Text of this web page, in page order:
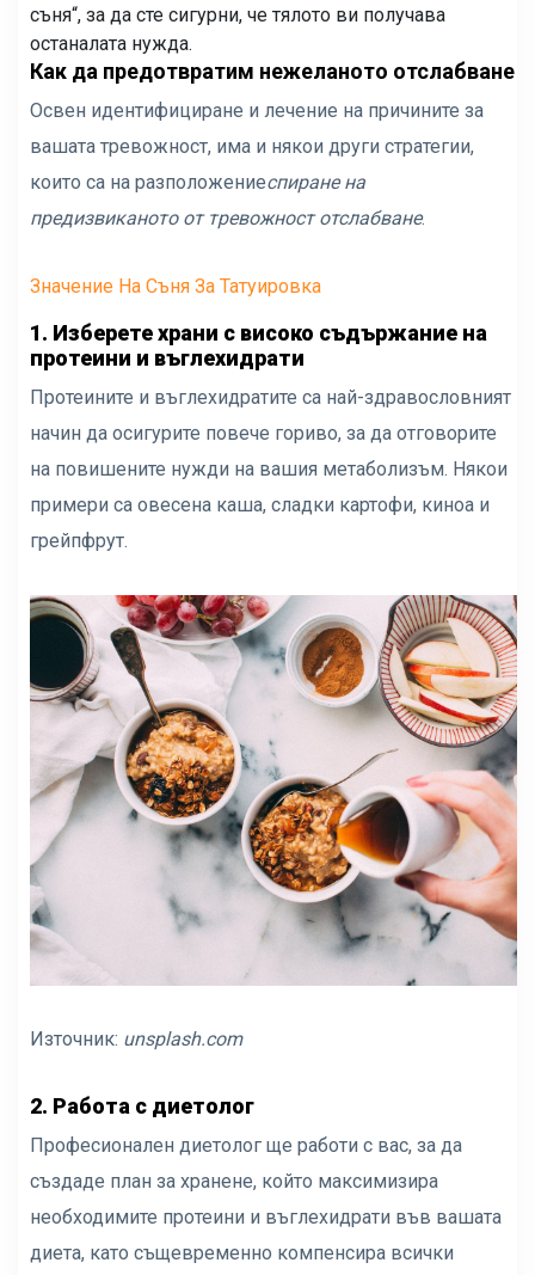
съня“, за да сте сигурни, че тялото ви получава
останалата нужда.
Как да предотвратим нежеланото отслабване
Освен идентифициране и лечение на причините за
вашата тревожност, има и някои други стратегии,
които са на разположениеспиране на
предизвиканото от тревожност отслабване.
Значение На Съня За Татуировка
1. Изберете храни с високо съдържание на
протеини и въглехидрати
Протеините и въглехидратите са най-здравословният
начин да осигурите повече гориво, за да отговорите
на повишените нужди на вашия метаболизъм. Някои
примери са овесена каша, сладки картофи, киноа и
грейпфрут.
Източник: unsplash.com
2. Работа с диетолог
Професионален диетолог ще работи с вас, за да
създаде план за хранене, който максимизира
необходимите протеини и въглехидрати във вашата
диета, като същевременно компенсира всички